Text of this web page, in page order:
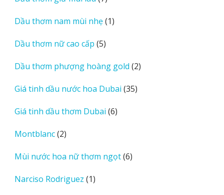
phẩm
Dầu thơm nam mùi nhẹ 11
Dầu thơm nữ cao cấp 55
phẩm
Dầu thơm phượng hoàng gold 22
Giá tinh dầu nước hoa Dubai 3535
Giá tinh dầu thơm Dubai 66
Montblanc 22
phẩm
Mùi nước hoa nữ thơm ngọt 66
Narciso Rodriguez 11